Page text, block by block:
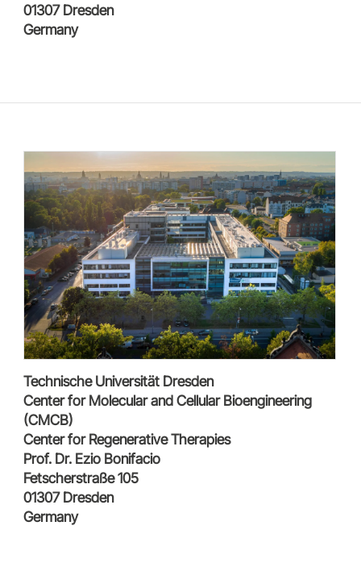
01307 Dresden
Germany
Technische Universität Dresden
Center for Molecular and Cellular Bioengineering
(CMCB)
Center for Regenerative Therapies
Prof. Dr. Ezio Bonifacio
Fetscherstraße 105
01307 Dresden
Germany